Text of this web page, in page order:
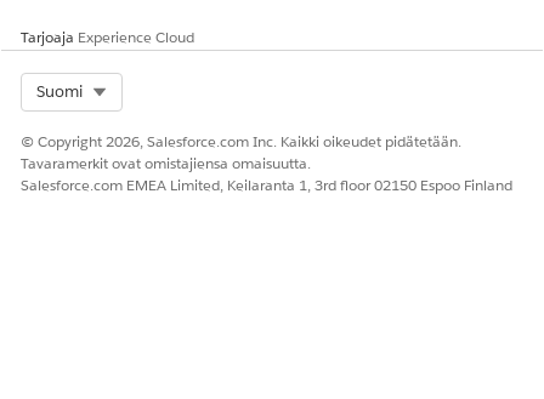
valintoja sekäsähköpostien laskujen tietoja sekä laskujen
PDF-asiakirjoja asiakkaillesi.
KATSO MYÖS:
Laskujen lähettäminen sähköpostitse
Tarjoaja Experience Cloud
Suomi
© Copyright 2026, Salesforce.com Inc. Kaikki oikeudet pidätetään.
Tavaramerkit ovat omistajiensa omaisuutta.
Salesforce.com EMEA Limited, Keilaranta 1, 3rd floor 02150 Espoo Finland